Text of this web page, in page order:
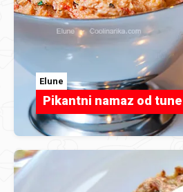
Elune
Pikantni namaz od tune